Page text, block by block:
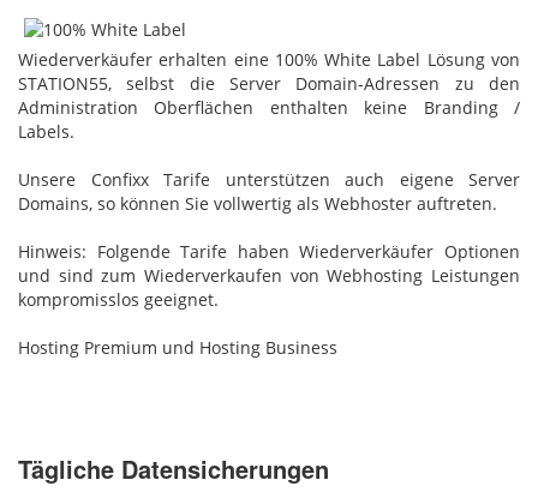
Wiederverkäufer erhalten eine 100% White Label Lösung von
STATION55, selbst die Server Domain-Adressen zu den
Administration Oberflächen enthalten keine Branding /
Labels.
Unsere Confixx Tarife unterstützen auch eigene Server
Domains, so können Sie vollwertig als Webhoster auftreten.
Hinweis: Folgende Tarife haben Wiederverkäufer Optionen
und sind zum Wiederverkaufen von Webhosting Leistungen
kompromisslos geeignet.
Hosting Premium und Hosting Business
Tägliche Datensicherungen